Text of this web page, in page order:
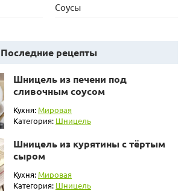
Соусы
Последние рецепты
Шницель из печени под
сливочным соусом
Кухня: Мировая
Категория: Шницель
Шницель из курятины с тёртым
сыром
Кухня: Мировая
Категория: Шницель